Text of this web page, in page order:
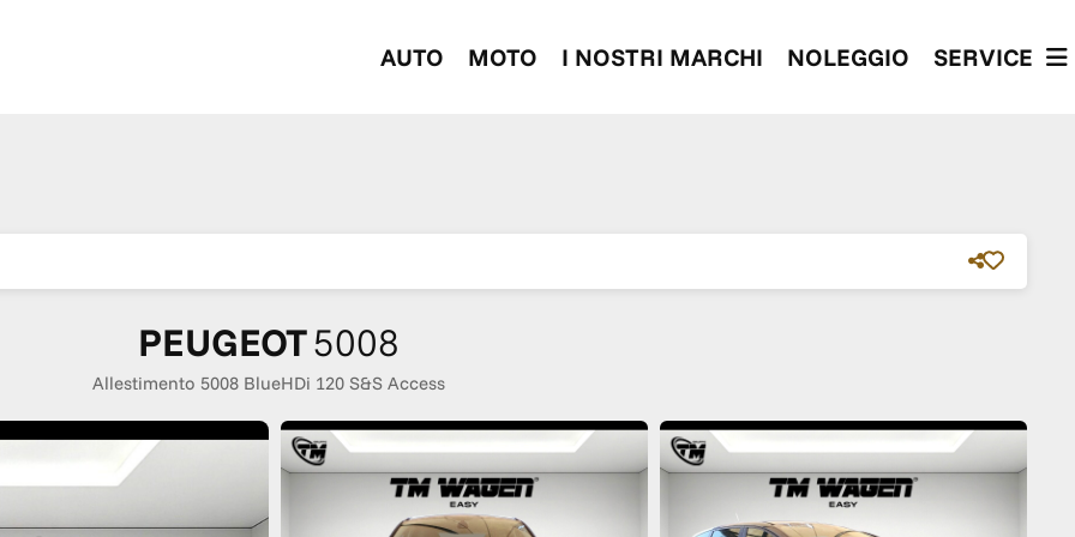
AUTO MOTO I NOSTRI MARCHI NOLEGGIO SERVICE
PEUGEOT5008
Allestimento 5008 BlueHDi 120 S&S Access